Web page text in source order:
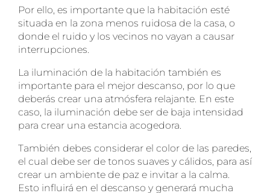
Por ello, es importante que la habitación esté
situada en la zona menos ruidosa de la casa, o
donde el ruido y los vecinos no vayan a causar
interrupciones.
La iluminación de la habitación también es
importante para el mejor descanso, por lo que
deberás crear una atmósfera relajante. En este
caso, la iluminación debe ser de baja intensidad
para crear una estancia acogedora.
También debes considerar el color de las paredes,
el cual debe ser de tonos suaves y cálidos, para así
crear un ambiente de paz e invitar a la calma.
Esto influirá en el descanso y generará mucha